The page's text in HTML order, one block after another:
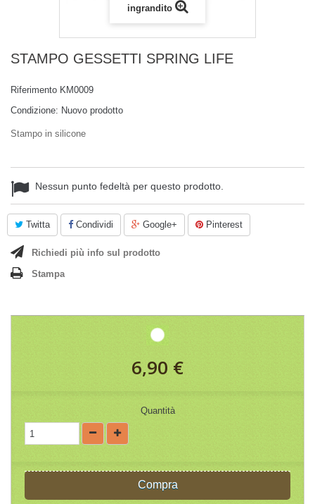
ingrandito
STAMPO GESSETTI SPRING LIFE
Riferimento KM0009
Condizione: Nuovo prodotto
Stampo in silicone
Nessun punto fedeltà per questo prodotto.
Twitta Condividi Google+ Pinterest
Richiedi più info sul prodotto
Stampa
6,90 €
Quantità
Compra